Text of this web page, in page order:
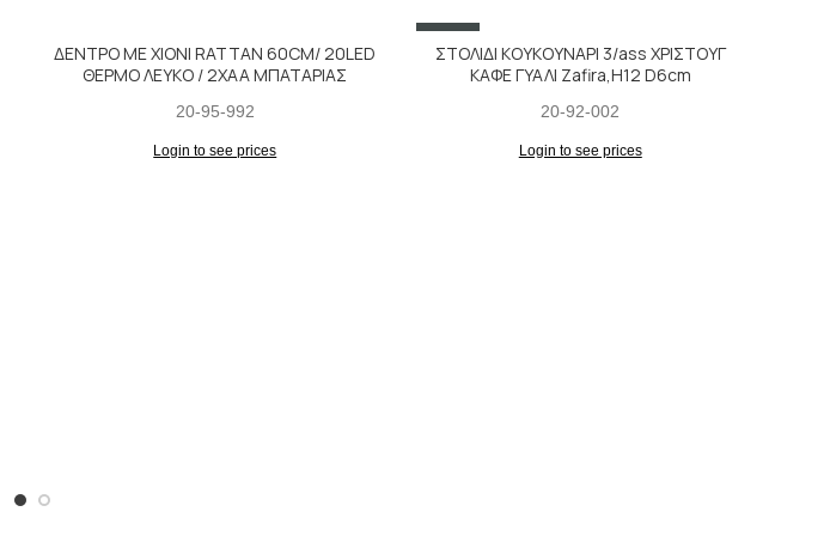
ΔΕΝΤΡΟ ΜΕ ΧΙΟΝΙ RATTAN 60CM/ 20LED
ΘΕΡΜΟ ΛΕΥΚΟ / 2ΧAA ΜΠΑΤΑΡΙΑΣ
20-95-992
Login to see prices
ΣΤΟΛΙΔΙ ΚΟΥΚΟΥΝΑΡΙ 3/ass ΧΡΙΣΤΟΥΓ
ΚΑΦΕ ΓΥΑΛΙ Zafira,H12 D6cm
20-92-002
Login to see prices